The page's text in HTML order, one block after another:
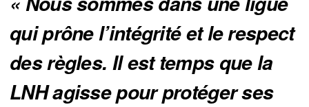
qui prône l’intégrité et le respect
des règles. Il est temps que la
LNH agisse pour protéger ses